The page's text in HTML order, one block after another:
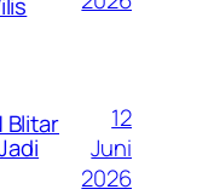
Blitar
12
Juni
2026